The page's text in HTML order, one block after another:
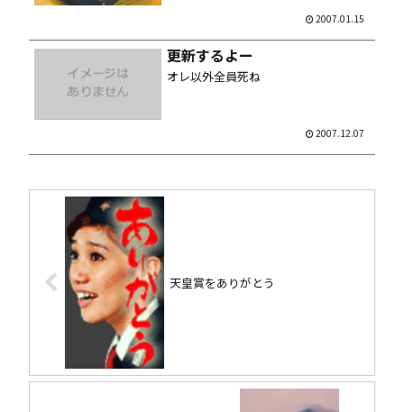
気分で頂きたいですね。 そゆワケでメ
ヤクークッチャエヨー うわ...
2007.01.15
更新するよー
オレ以外全員死ね
2007.12.07
天皇賞をありがとう